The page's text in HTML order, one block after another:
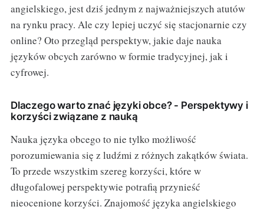
angielskiego, jest dziś jednym z najważniejszych atutów
na rynku pracy. Ale czy lepiej uczyć się stacjonarnie czy
online? Oto przegląd perspektyw, jakie daje nauka
języków obcych zarówno w formie tradycyjnej, jak i
cyfrowej.
Dlaczego warto znać języki obce? - Perspektywy i
korzyści związane z nauką
Nauka języka obcego to nie tylko możliwość
porozumiewania się z ludźmi z różnych zakątków świata.
To przede wszystkim szereg korzyści, które w
długofalowej perspektywie potrafią przynieść
nieocenione korzyści. Znajomość języka angielskiego